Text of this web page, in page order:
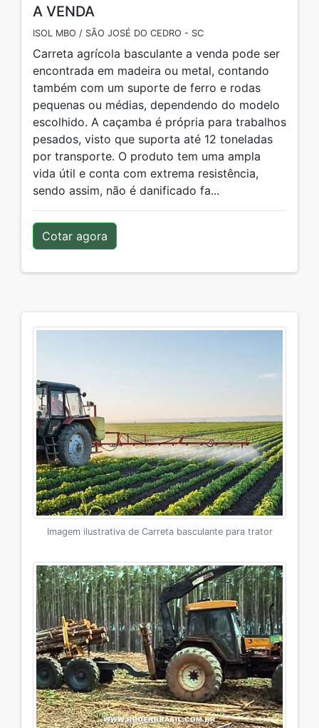
A VENDA
ISOL MBO / SÃO JOSÉ DO CEDRO - SC
Carreta agrícola basculante a venda pode ser
encontrada em madeira ou metal, contando
também com um suporte de ferro e rodas
pequenas ou médias, dependendo do modelo
escolhido. A caçamba é própria para trabalhos
pesados, visto que suporta até 12 toneladas
por transporte. O produto tem uma ampla
vida útil e conta com extrema resistência,
sendo assim, não é danificado fa...
Cotar agora
Imagem ilustrativa de Carreta basculante para trator